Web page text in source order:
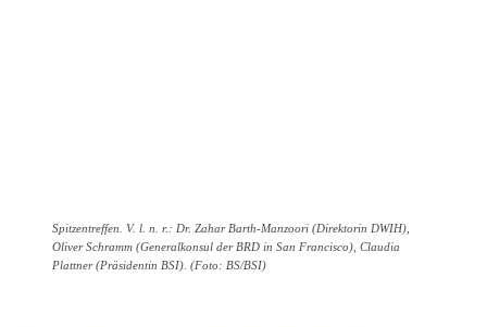
Spitzentreffen. V. l. n. r.: Dr. Zahar Barth-Manzoori (Direktorin DWIH),
Oliver Schramm (Generalkonsul der BRD in San Francisco), Claudia
Plattner (Präsidentin BSI). (Foto: BS/BSI)